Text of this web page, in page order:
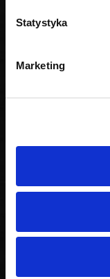
Statystyka
Marketing